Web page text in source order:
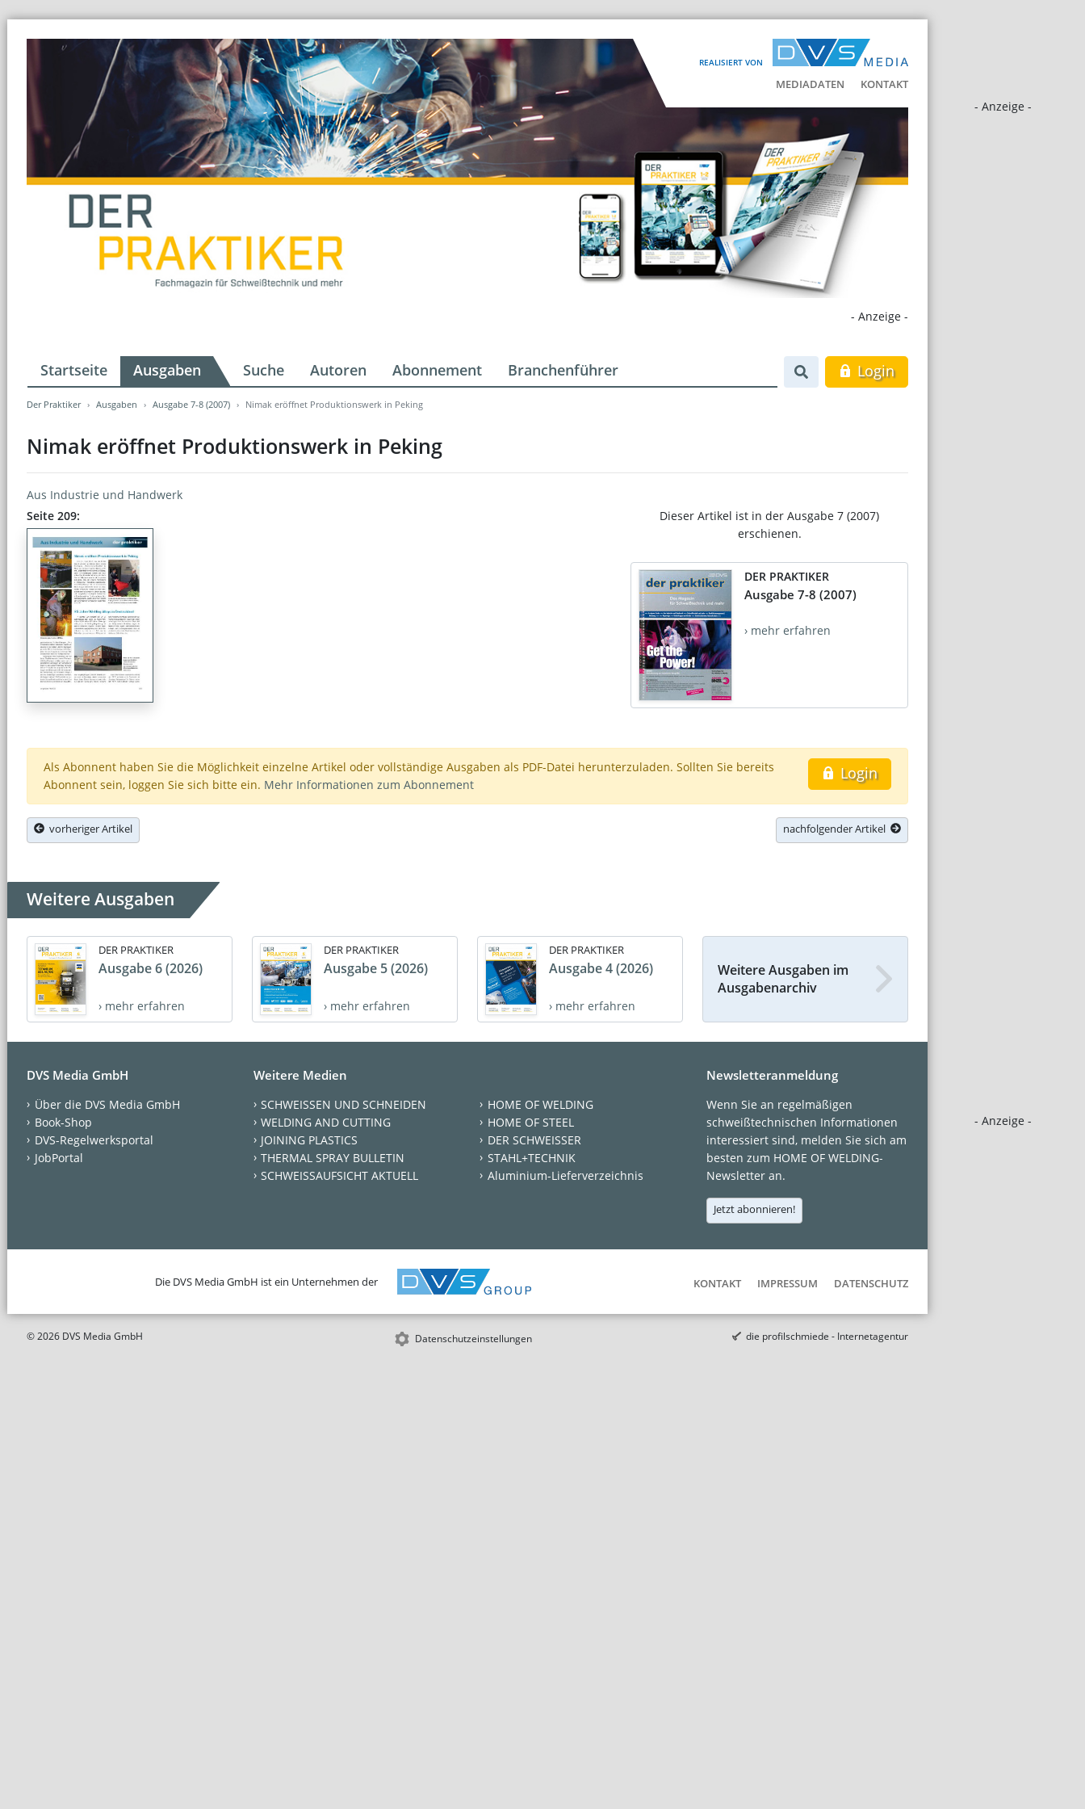
REALISIERT VON
MEDIADATEN KONTAKT
- Anzeige -
- Anzeige -
- Anzeige -
Startseite Ausgaben Suche Autoren Abonnement Branchenführer Login
Der Praktiker Ausgaben Ausgabe 7-8 (2007) Nimak eröffnet Produktionswerk in Peking
Nimak eröffnet Produktionswerk in Peking
Aus Industrie und Handwerk
Seite 209:
Dieser Artikel ist in der Ausgabe 7 (2007)
erschienen.
DER PRAKTIKER
Ausgabe 7-8 (2007)
› mehr erfahren
Login
Als Abonnent haben Sie die Möglichkeit einzelne Artikel oder vollständige Ausgaben als PDF-Datei herunterzuladen. Sollten Sie bereits
Abonnent sein, loggen Sie sich bitte ein. Mehr Informationen zum Abonnement
vorheriger Artikel nachfolgender Artikel
Weitere Ausgaben
DER PRAKTIKER
Ausgabe 6 (2026)
› mehr erfahren
DER PRAKTIKER
Ausgabe 5 (2026)
› mehr erfahren
DER PRAKTIKER
Ausgabe 4 (2026)
› mehr erfahren
Weitere Ausgaben im
Ausgabenarchiv
DVS Media GmbH
Über die DVS Media GmbH
Book-Shop
DVS-Regelwerksportal
JobPortal
Weitere Medien
SCHWEISSEN UND SCHNEIDEN
WELDING AND CUTTING
JOINING PLASTICS
THERMAL SPRAY BULLETIN
SCHWEISSAUFSICHT AKTUELL
HOME OF WELDING
HOME OF STEEL
DER SCHWEISSER
STAHL+TECHNIK
Aluminium-Lieferverzeichnis
Newsletteranmeldung
Wenn Sie an regelmäßigen
schweißtechnischen Informationen
interessiert sind, melden Sie sich am
besten zum HOME OF WELDING-
Newsletter an.
Jetzt abonnieren!
Die DVS Media GmbH ist ein Unternehmen der KONTAKT IMPRESSUM DATENSCHUTZ
© 2026 DVS Media GmbH Datenschutzeinstellungen die profilschmiede - Internetagentur